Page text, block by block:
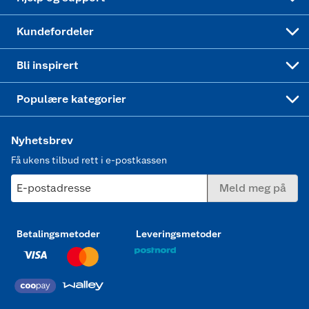
Kundefordeler
Bli inspirert
Populære kategorier
Nyhetsbrev
Få ukens tilbud rett i e-postkassen
E-postadresse Meld meg på
Betalingsmetoder Leveringsmetoder